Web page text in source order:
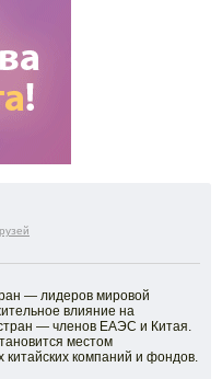
— лидеров мировой
влияние на
— членов ЕАЭС и Китая.
местом
китайских компаний и фондов.